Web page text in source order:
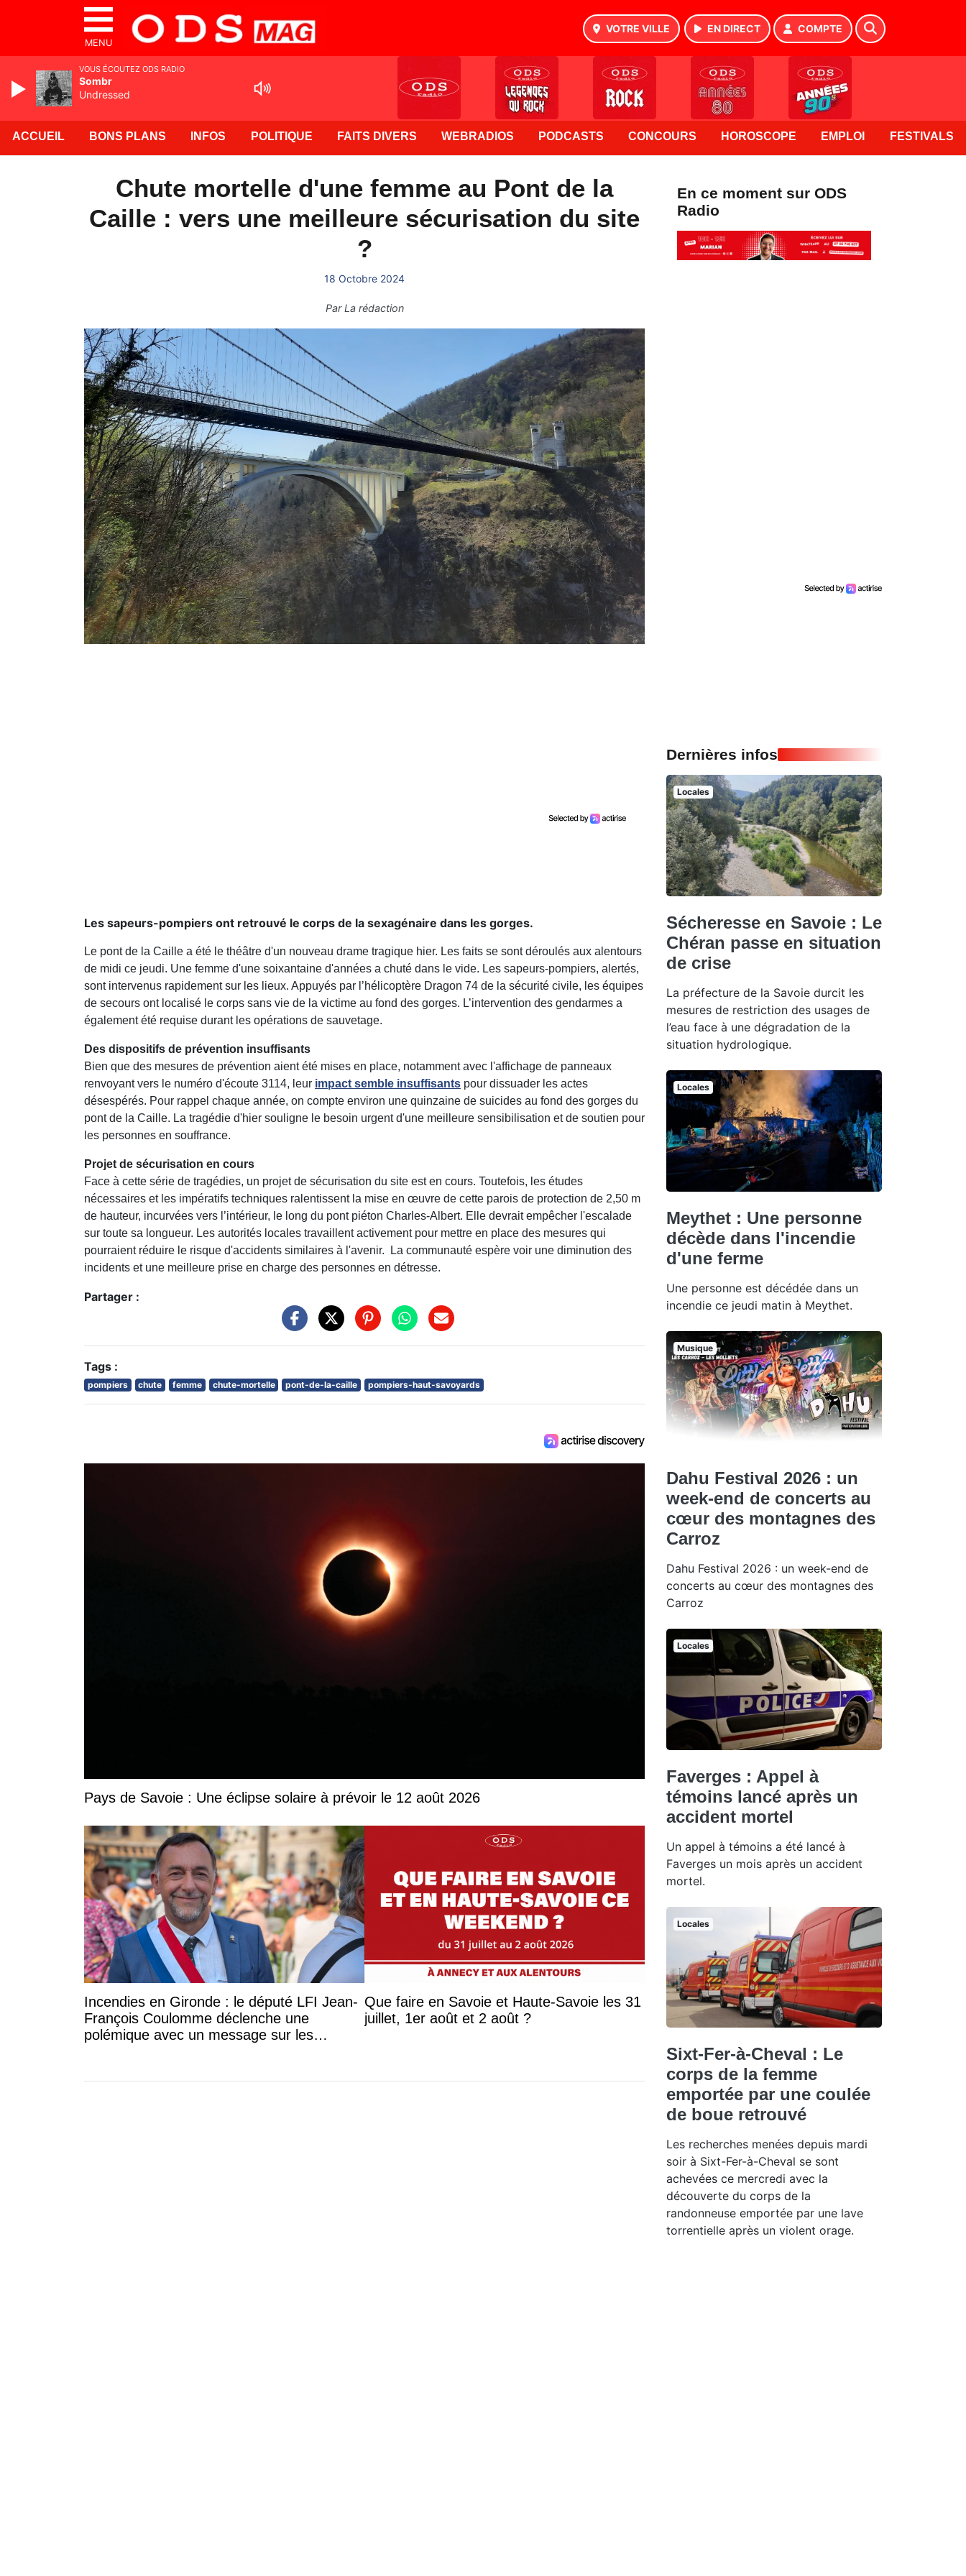
MENU
VOTRE VILLE EN DIRECT COMPTE
ACCUEIL BONS PLANS INFOS POLITIQUE FAITS DIVERS WEBRADIOS PODCASTS CONCOURS HOROSCOPE EMPLOI FESTIVALS
Chute mortelle d'une femme au Pont de la
Caille : vers une meilleure sécurisation du site
?
18 Octobre 2024
ParLa rédaction
Les sapeurs-pompiers ont retrouvé le corps de la sexagénaire dans les gorges.
Le pont de la Caille a été le théâtre d'un nouveau drame tragique hier. Les faits se sont déroulés aux alentours
de midi ce jeudi. Une femme d'une soixantaine d'années a chuté dans le vide. Les sapeurs-pompiers, alertés,
sont intervenus rapidement sur les lieux. Appuyés par l’hélicoptère Dragon 74 de la sécurité civile, les équipes
de secours ont localisé le corps sans vie de la victime au fond des gorges. L’intervention des gendarmes a
également été requise durant les opérations de sauvetage.
Des dispositifs de prévention insuffisants
Bien que des mesures de prévention aient été mises en place, notamment avec l'affichage de panneaux
renvoyant vers le numéro d'écoute 3114, leur impact semble insuffisants pour dissuader les actes
désespérés. Pour rappel chaque année, on compte environ une quinzaine de suicides au fond des gorges du
pont de la Caille. La tragédie d'hier souligne le besoin urgent d'une meilleure sensibilisation et de soutien pour
les personnes en souffrance.
Projet de sécurisation en cours
Face à cette série de tragédies, un projet de sécurisation du site est en cours. Toutefois, les études
nécessaires et les impératifs techniques ralentissent la mise en œuvre de cette parois de protection de 2,50 m
de hauteur, incurvées vers l’intérieur, le long du pont piéton Charles-Albert. Elle devrait empêcher l'escalade
sur toute sa longueur. Les autorités locales travaillent activement pour mettre en place des mesures qui
pourraient réduire le risque d'accidents similaires à l'avenir. La communauté espère voir une diminution des
incidents et une meilleure prise en charge des personnes en détresse.
Partager :
Tags :
pompiers chute femme chute-mortelle pont-de-la-caille pompiers-haut-savoyards
Pays de Savoie : Une éclipse solaire à prévoir le 12 août 2026
Incendies en Gironde : le député LFI Jean-
François Coulomme déclenche une
polémique avec un message sur les
Que faire en Savoie et Haute-Savoie les 31
juillet, 1er août et 2 août ?
En ce moment sur ODS
Radio
Dernières infos
Locales
Sécheresse en Savoie : Le
Chéran passe en situation
de crise
La préfecture de la Savoie durcit les
mesures de restriction des usages de
l’eau face à une dégradation de la
situation hydrologique.
Locales
Meythet : Une personne
décède dans l'incendie
d'une ferme
Une personne est décédée dans un
incendie ce jeudi matin à Meythet.
Musique
Dahu Festival 2026 : un
week-end de concerts au
cœur des montagnes des
Carroz
Dahu Festival 2026 : un week-end de
concerts au cœur des montagnes des
Carroz
Locales
Faverges : Appel à
témoins lancé après un
accident mortel
Un appel à témoins a été lancé à
Faverges un mois après un accident
mortel.
Locales
Sixt-Fer-à-Cheval : Le
corps de la femme
emportée par une coulée
de boue retrouvé
Les recherches menées depuis mardi
soir à Sixt-Fer-à-Cheval se sont
achevées ce mercredi avec la
découverte du corps de la
randonneuse emportée par une lave
torrentielle après un violent orage.
VOUS ÉCOUTEZ ODS RADIO
Sombr
Undressed